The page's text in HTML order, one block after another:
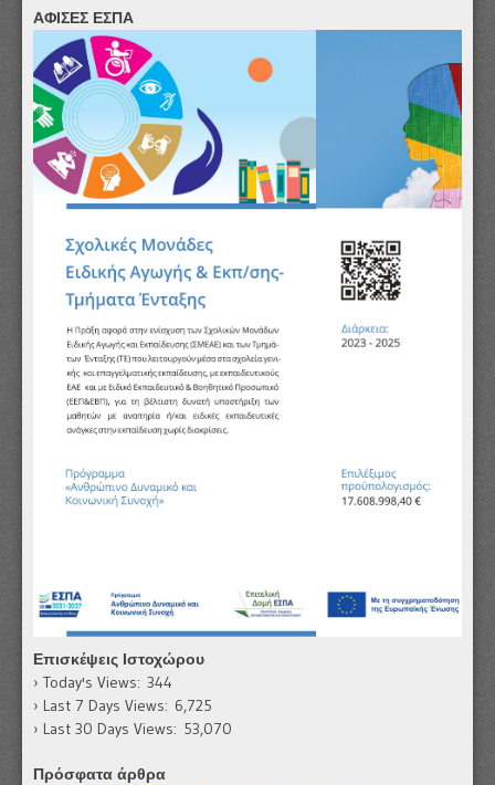
ΑΦΙΣΕΣ ΕΣΠΑ
Επισκέψεις Ιστοχώρου
Today's Views: 344
Last 7 Days Views: 6,725
Last 30 Days Views: 53,070
Πρόσφατα άρθρα